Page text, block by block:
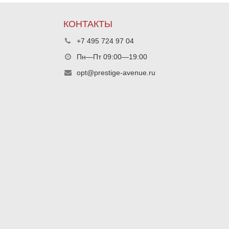
КОНТАКТЫ
+7 495 724 97 04
Пн—Пт 09:00—19:00
opt@prestige-avenue.ru